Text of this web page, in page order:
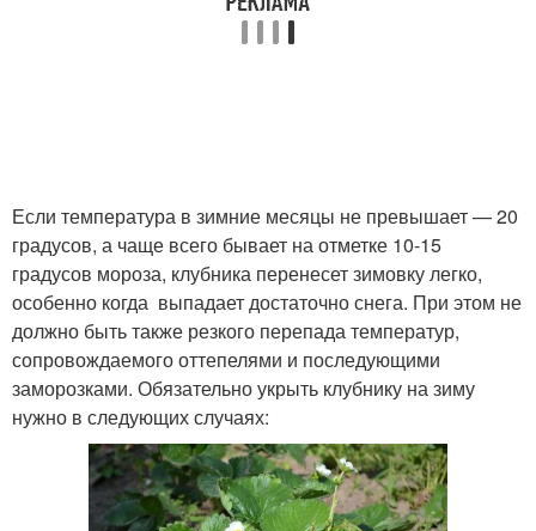
Если температура в зимние месяцы не превышает — 20
градусов, а чаще всего бывает на отметке 10-15
градусов мороза, клубника перенесет зимовку легко,
особенно когда выпадает достаточно снега. При этом не
должно быть также резкого перепада температур,
сопровождаемого оттепелями и последующими
заморозками. Обязательно укрыть клубнику на зиму
нужно в следующих случаях: